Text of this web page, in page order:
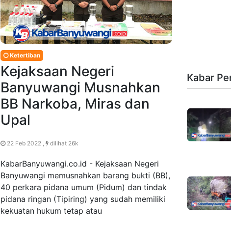
Ketertiban
Kejaksaan Negeri
Banyuwangi Musnahkan
BB Narkoba, Miras dan
Upal
22 Feb 2022 , dilihat 26k
KabarBanyuwangi.co.id - Kejaksaan Negeri
Banyuwangi memusnahkan barang bukti (BB),
40 perkara pidana umum (Pidum) dan tindak
pidana ringan (Tipiring) yang sudah memiliki
kekuatan hukum tetap atau
Kabar